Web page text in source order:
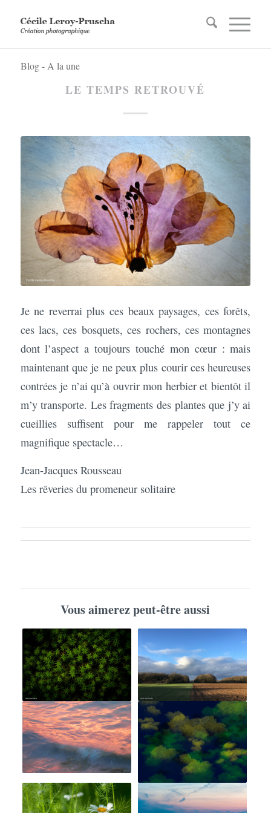
Blog - A la une
LE TEMPS RETROUVÉ
Je ne reverrai plus ces beaux paysages, ces forêts,
ces lacs, ces bosquets, ces rochers, ces montagnes
dont l’aspect a toujours touché mon cœur : mais
maintenant que je ne peux plus courir ces heureuses
contrées je n’ai qu’à ouvrir mon herbier et bientôt il
m’y transporte. Les fragments des plantes que j’y ai
cueillies suffisent pour me rappeler tout ce
magnifique spectacle…
Jean-Jacques Rousseau
Les rêveries du promeneur solitaire
Vous aimerez peut-être aussi